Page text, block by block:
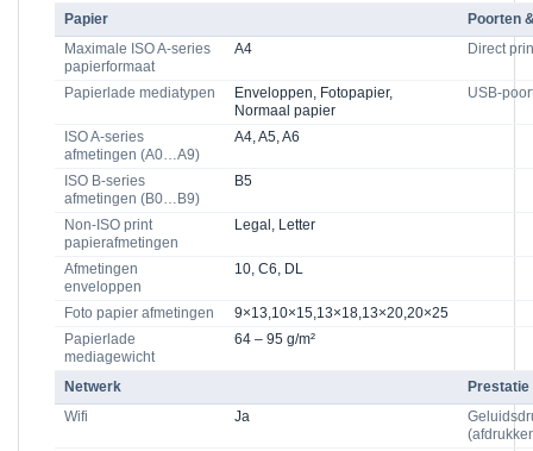
Papier
Poorten
Maximale ISO A-series
papierformaat
A4 Direct
Papierlade mediatypen
Enveloppen, Fotopapier,
Normaal papier
USB-
ISO A-series
afmetingen (A0…A9)
A4, A5, A6
ISO B-series
afmetingen (B0…B9)
B5
Non-ISO print
papierafmetingen
Legal, Letter
Afmetingen
enveloppen
10, C6, DL
Foto papier afmetingen
9×13,10×15,13×18,13×20,20×25
Papierlade
mediagewicht
64 – 95 g/m²
Netwerk
Prestatie
Wifi
Ja